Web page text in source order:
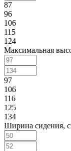
87
96
106
115
124
Максимальная
97
106
116
125
134
Ширина сидения,